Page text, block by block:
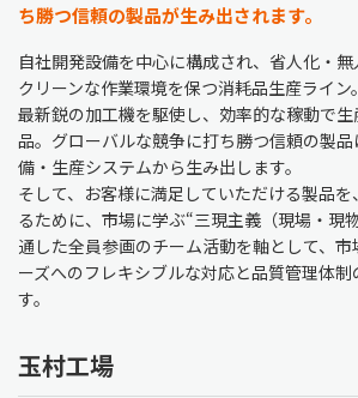
ち勝つ信頼の製品が生み出されます。
自社開発設備を中心に構成され、省人化・
クリーンな作業環境を保つ消耗品生産ライン。
最新鋭の加工機を駆使し、効率的な稼動で
品。グローバルな競争に打ち勝つ信頼の製
備・生産システムから生み出します。
そして、お客様に満足していただける製品
るために、市場に学ぶ“三現主義（現場・現
通した全員参画のチーム活動を軸として、
ーズへのフレキシブルな対応と品質管理体
す。
玉村工場